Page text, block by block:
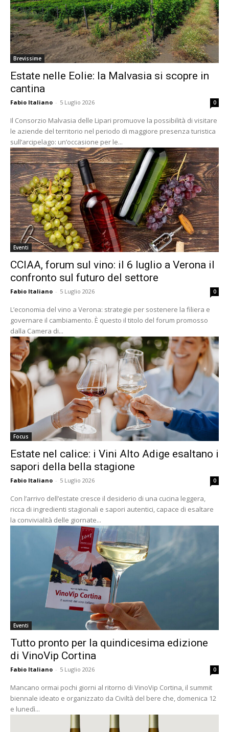
Brevissime
Estate nelle Eolie: la Malvasia si scopre in
cantina
Fabio Italiano - 5 Luglio 2026 0
Il Consorzio Malvasia delle Lipari promuove la possibilità di visitare
le aziende del territorio nel periodo di maggiore presenza turistica
sull’arcipelago: un’occasione per le...
Eventi
CCIAA, forum sul vino: il 6 luglio a Verona il
confronto sul futuro del settore
Fabio Italiano - 5 Luglio 2026 0
L’economia del vino a Verona: strategie per sostenere la filiera e
governare il cambiamento. È questo il titolo del forum promosso
dalla Camera di...
Focus
Estate nel calice: i Vini Alto Adige esaltano i
sapori della bella stagione
Fabio Italiano - 5 Luglio 2026 0
Con l’arrivo dell’estate cresce il desiderio di una cucina leggera,
ricca di ingredienti stagionali e sapori autentici, capace di esaltare
la convivialità delle giornate...
Eventi
Tutto pronto per la quindicesima edizione
di VinoVip Cortina
Fabio Italiano - 5 Luglio 2026 0
Mancano ormai pochi giorni al ritorno di VinoVip Cortina, il summit
biennale ideato e organizzato da Civiltà del bere che, domenica 12
e lunedì...